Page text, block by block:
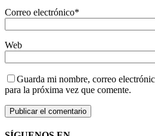
Correo electrónico*
Web
Guarda mi nombre, correo
para la próxima vez que comente.